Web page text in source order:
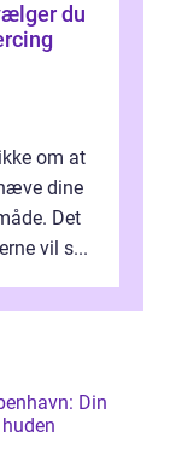
om at
dine
Det
vil s...
Din